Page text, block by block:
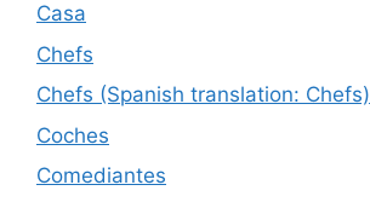
Casa
Chefs
Chefs (Spanish translation: Chefs)
Coches
Comediantes